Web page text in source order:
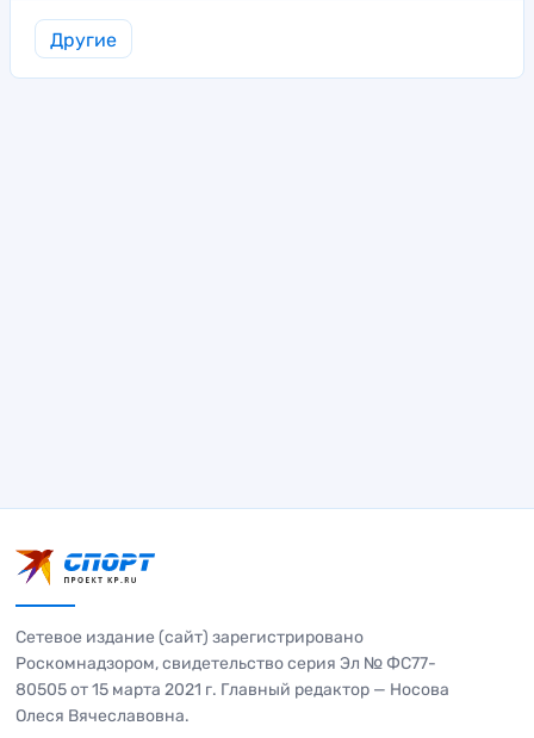
Другие
Сетевое издание (сайт) зарегистрировано
Роскомнадзором, свидетельство серия Эл № ФС77-
80505 от 15 марта 2021 г. Главный редактор — Носова
Олеся Вячеславовна.